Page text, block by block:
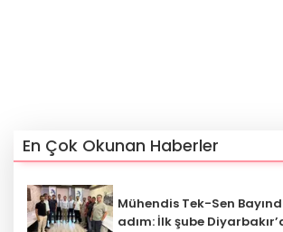
En Çok Okunan Haberler
Mühendis Tek-Sen
adım: İlk şube